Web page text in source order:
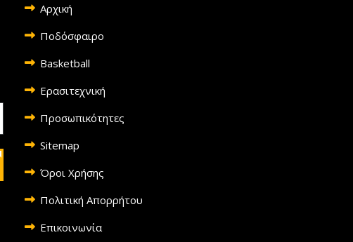
Αρχική
Ποδόσφαιρο
Basketball
Ερασιτεχνική
Προσωπικότητες
Sitemap
Όροι Χρήσης
Πολιτική Απορρήτου
Επικοινωνία